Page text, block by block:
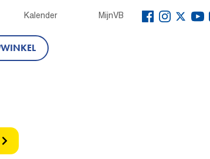
Kalender MijnVB
WINKEL